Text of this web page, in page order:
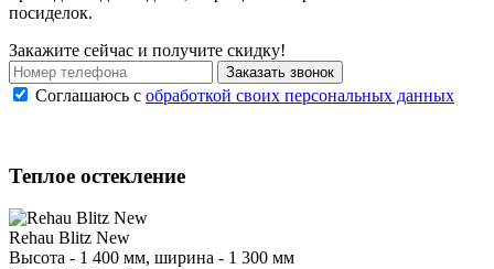
посиделок.
Закажите сейчас и получите скидку!
Заказать звонок
Соглашаюсь с обработкой своих персональных данных
Теплое остекление
Rehau Blitz New
Высота - 1 400 мм, ширина - 1 300 мм